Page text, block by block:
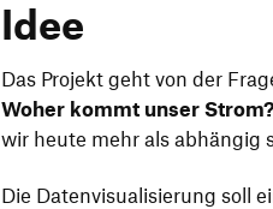
Idee
Das Projekt geht von der
Woher kommt unser Strom?
wir heute mehr als abhängig
Die Datenvisualisierung soll